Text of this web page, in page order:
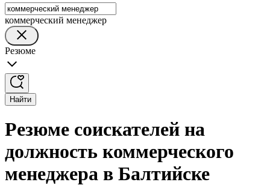
коммерческий менеджер
Резюме
Найти
Резюме соискателей на
должность коммерческого
менеджера в Балтийске